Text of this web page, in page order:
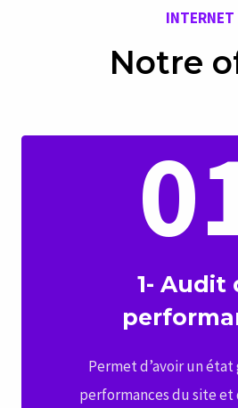
INTERNET
Notre
1- Audit
Permet d’avoir un état
performances du site et